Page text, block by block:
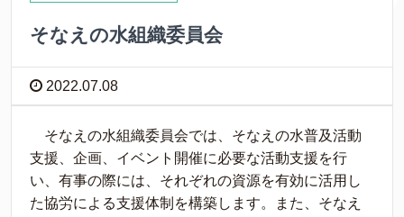
そなえの水組織委員会
2022.07.08
そなえの水組織委員会では、そなえの水普及活動
支援、企画、イベント開催に必要な活動支援を行
い、有事の際には、それぞれの資源を有効に活用し
た協労による支援体制を構築します。また、そなえ